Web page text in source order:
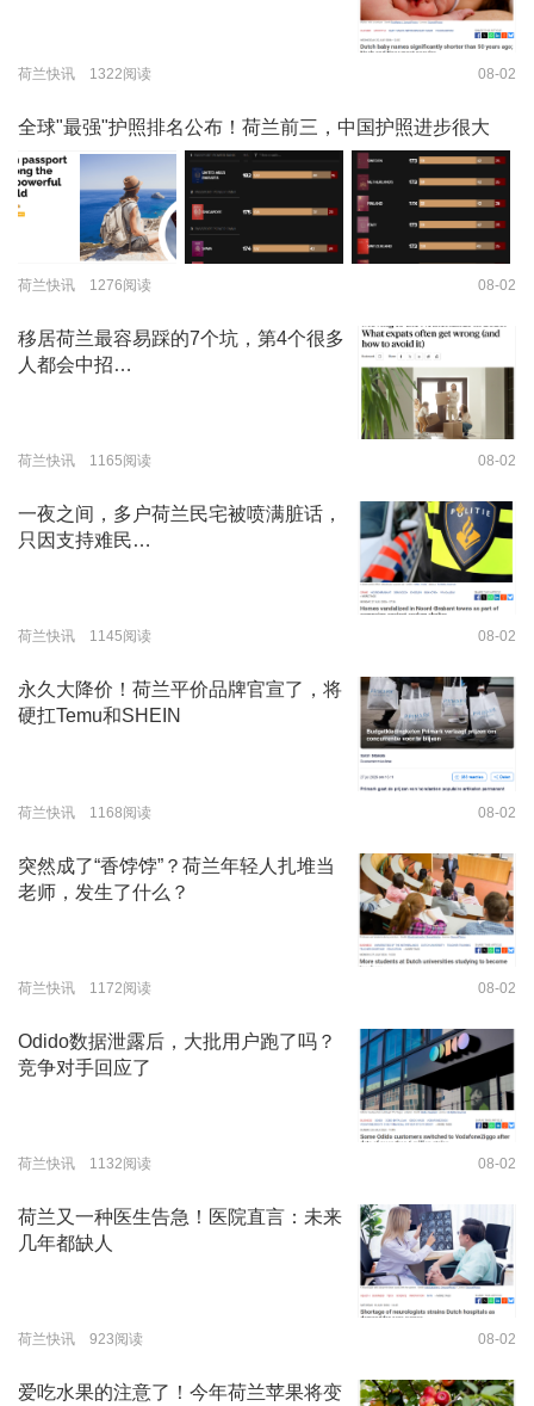
荷兰快讯 1322阅读 08-02
全球"最强"护照排名公布！荷兰前三，中国护照进步很大
荷兰快讯 1276阅读 08-02
移居荷兰最容易踩的7个坑，第4个很多
人都会中招…
荷兰快讯 1165阅读 08-02
一夜之间，多户荷兰民宅被喷满脏话，
只因支持难民…
荷兰快讯 1145阅读 08-02
永久大降价！荷兰平价品牌官宣了，将
硬扛Temu和SHEIN
荷兰快讯 1168阅读 08-02
突然成了“香饽饽”？荷兰年轻人扎堆当
老师，发生了什么？
荷兰快讯 1172阅读 08-02
Odido数据泄露后，大批用户跑了吗？
竞争对手回应了
荷兰快讯 1132阅读 08-02
荷兰又一种医生告急！医院直言：未来
几年都缺人
荷兰快讯 923阅读 08-02
爱吃水果的注意了！今年荷兰苹果将变